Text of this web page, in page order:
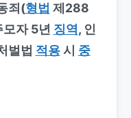
죄(형법 제288
자 5년 징역, 인
벌법 적용시 중